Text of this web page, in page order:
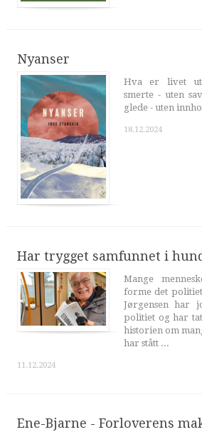
Nyanser
Hva er livet
smerte - uten
glede - uten
18.12.2024
Har trygget samfunnet i
Mange
forme det
Jørgensen har
politiet og har
historien om
har stått ...
11.12.2024
Ene-Bjarne - Forloverens